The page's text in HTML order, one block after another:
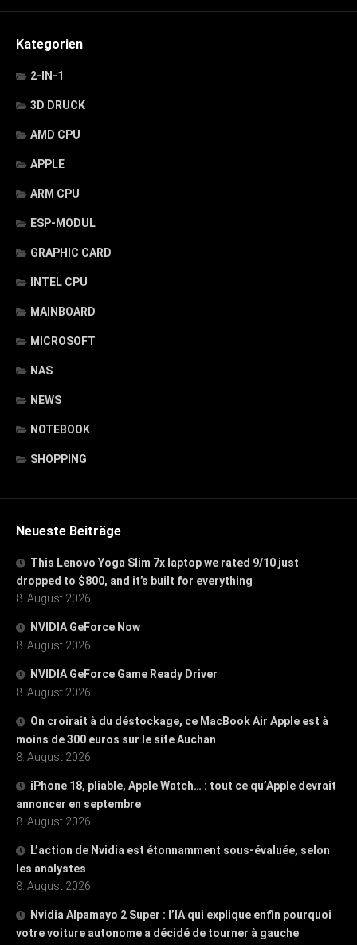
Kategorien
2-IN-1
3D DRUCK
AMD CPU
APPLE
ARM CPU
ESP-MODUL
GRAPHIC CARD
INTEL CPU
MAINBOARD
MICROSOFT
NAS
NEWS
NOTEBOOK
SHOPPING
Neueste Beiträge
This Lenovo Yoga Slim 7x laptop we rated 9/10 just
dropped to $800, and it’s built for everything
8. August 2026
NVIDIA GeForce Now
8. August 2026
NVIDIA GeForce Game Ready Driver
8. August 2026
On croirait à du déstockage, ce MacBook Air Apple est à
moins de 300 euros sur le site Auchan
8. August 2026
iPhone 18, pliable, Apple Watch… : tout ce qu’Apple devrait
annoncer en septembre
8. August 2026
L’action de Nvidia est étonnamment sous-évaluée, selon
les analystes
8. August 2026
Nvidia Alpamayo 2 Super : l’IA qui explique enfin pourquoi
votre voiture autonome a décidé de tourner à gauche